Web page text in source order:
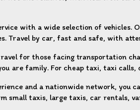
with a wide selection of
Travel by car, fast and safe, with
for those facing transportation
are family. For cheap taxi, taxi
and a nationwide network, you
small taxis, large taxis, car rentals,